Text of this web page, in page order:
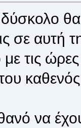
σε αυτή
με τις
να